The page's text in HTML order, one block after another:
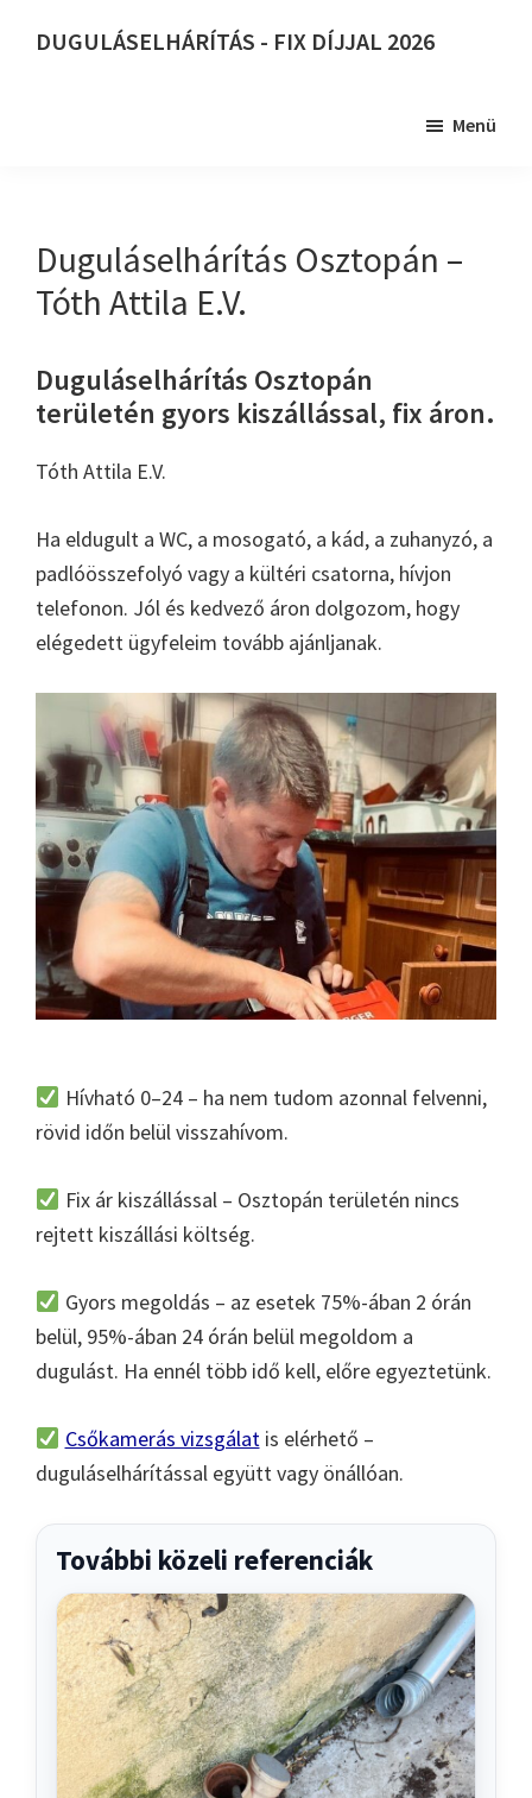
DUGULÁSELHÁRÍTÁS - FIX DÍJJAL 2026
Menü
Duguláselhárítás Osztopán –
Tóth Attila E.V.
Duguláselhárítás Osztopán
területén gyors kiszállással, fix áron.
Tóth Attila E.V.
Ha eldugult a WC, a mosogató, a kád, a zuhanyzó, a
padlóösszefolyó vagy a kültéri csatorna, hívjon
telefonon. Jól és kedvező áron dolgozom, hogy
elégedett ügyfeleim tovább ajánljanak.
Hívható 0–24 – ha nem tudom azonnal felvenni,
rövid időn belül visszahívom.
Fix ár kiszállással – Osztopán területén nincs
rejtett kiszállási költség.
Gyors megoldás – az esetek 75%-ában 2 órán
belül, 95%-ában 24 órán belül megoldom a
dugulást. Ha ennél több idő kell, előre egyeztetünk.
Csőkamerás vizsgálatis elérhető –
duguláselhárítással együtt vagy önállóan.
További közeli referenciák